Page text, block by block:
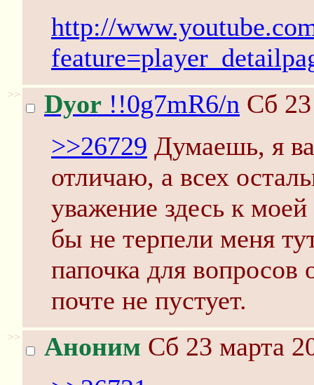
http://
>> Dyor !!0g7mR6/n Сб
>>26729 Думаешь, я
отличаю, а всех
уважение здесь к
бы не терпели меня
папочка для
почте не пустует.
>> Аноним Сб 23 марта